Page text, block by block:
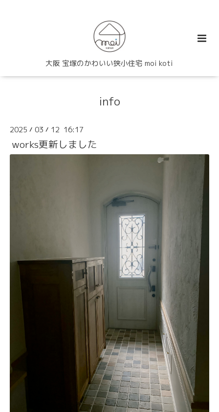
大阪 宝塚のかわいい狭小住宅 moi koti
info
2025 / 03 / 12 16:17
works更新しました